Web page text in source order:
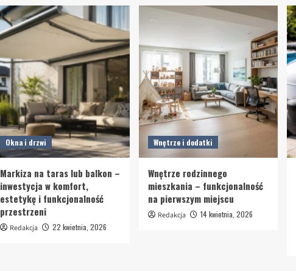
Okna i drzwi
Markiza na taras lub balkon –
inwestycja w komfort,
estetykę i funkcjonalność
przestrzeni
Redakcja 22 kwietnia, 2026
Wnętrze i dodatki
Wnętrze rodzinnego
mieszkania – funkcjonalność
na pierwszym miejscu
Redakcja 14 kwietnia, 2026